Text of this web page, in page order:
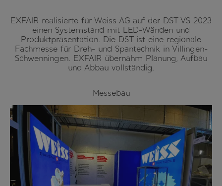
EXFAIR realisierte für Weiss AG auf der DST VS 2023
einen Systemstand mit LED-Wänden und
Produktpräsentation. Die DST ist eine regionale
Fachmesse für Dreh- und Spantechnik in Villingen-
Schwenningen. EXFAIR übernahm Planung, Aufbau
und Abbau vollständig.
Messebau